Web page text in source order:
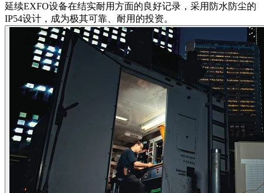
延续EXFO设备在结实耐用方面的良好记录，采用防水防尘的
IP54设计，成为极其可靠、耐用的投资。